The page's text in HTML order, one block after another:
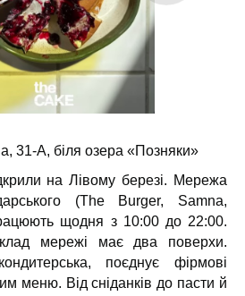
31-А, біля озера «Позняки»
на Лівому березі. Мережа
(The Burger, Samna,
щодня з 10:00 до 22:00.
мережі має два поверхи.
поєднує фірмові
меню. Від сніданків до пасти й